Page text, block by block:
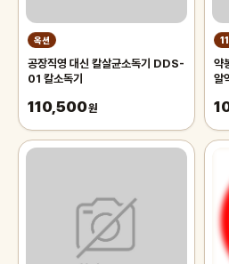
옥션
공장직영 대신 칼살균소독기 DDS-
01 칼소독기
110,500원
약
알